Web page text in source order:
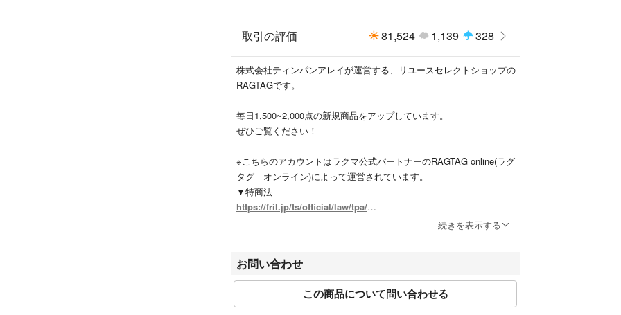
※新品同様では、裾上げ等お直しがしてある場合もございます。
#レディース_RAGTAGonline
#PLANC_プランシー_レディース_RAGTAGonline
こちらの商品はラクマ公式パートナーのRAGTAGによって出品されて
取引の評価 81,524 1,139 328
株式会社ティンパンアレイが運営する、リユースセレクトショップの
RAGTAGです。
毎日1,500~2,000点の新規商品をアップしています。
ぜひご覧ください！
※こちらのアカウントはラクマ公式パートナーのRAGTAG online(ラグ
タグ オンライン)によって運営されています。
▼特商法
https://fril.jp/ts/official/law/tpa/
T7010001074003
続きを表示する
お問い合わせ
この商品について問い合わせる